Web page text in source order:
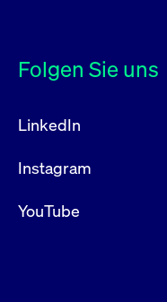
Folgen Sie uns
LinkedIn
Instagram
YouTube